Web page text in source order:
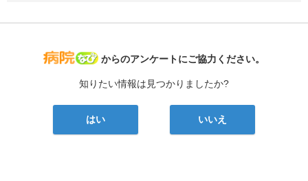
病院なび
からのアンケートにご協力ください。
知りたい情報は見つかりましたか?
はい いいえ